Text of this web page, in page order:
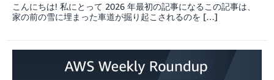
こんにちは! 私にとって 2026 年最初の記事になるこの記事は、
家の前の雪に埋まった車道が掘り起こされるのを […]